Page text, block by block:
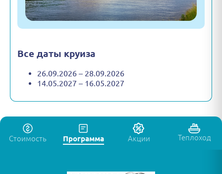
Все даты круиза
26.09.2026 – 28.09.2026
14.05.2027 – 16.05.2027
Стоимость Программа Акции Теплоход